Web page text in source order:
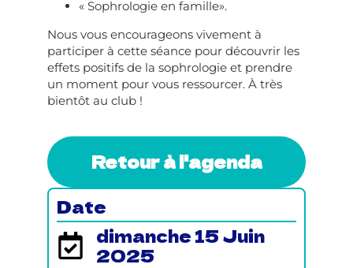
« Sophrologie en famille».
Nous vous encourageons vivement à
participer à cette séance pour découvrir les
effets positifs de la sophrologie et prendre
un moment pour vous ressourcer. À très
bientôt au club !
Retour à l'agenda
Date
dimanche 15 Juin
2025